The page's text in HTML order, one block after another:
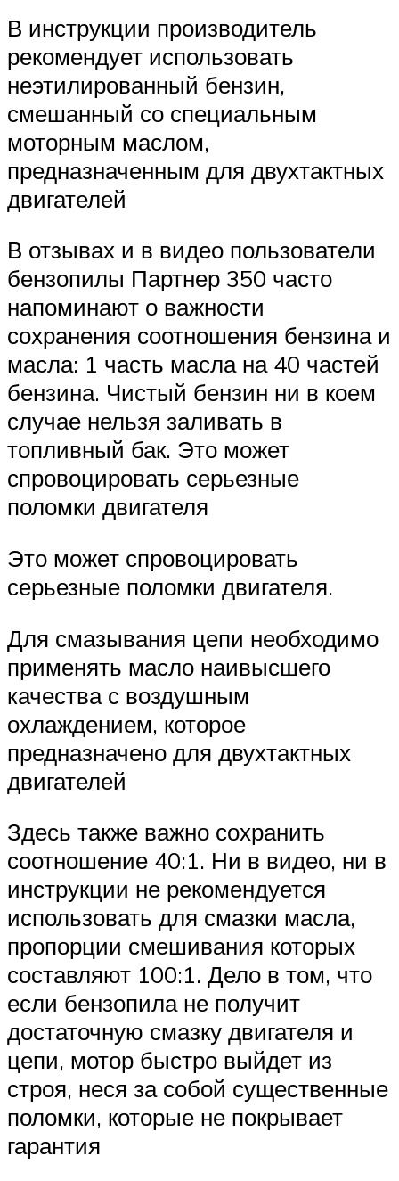
В инструкции производитель
рекомендует использовать
неэтилированный бензин,
смешанный со специальным
моторным маслом,
предназначенным для двухтактных
двигателей
В отзывах и в видео пользователи
бензопилы Партнер 350 часто
напоминают о важности
сохранения соотношения бензина и
масла: 1 часть масла на 40 частей
бензина. Чистый бензин ни в коем
случае нельзя заливать в
топливный бак. Это может
спровоцировать серьезные
поломки двигателя
Это может спровоцировать
серьезные поломки двигателя.
Для смазывания цепи необходимо
применять масло наивысшего
качества с воздушным
охлаждением, которое
предназначено для двухтактных
двигателей
Здесь также важно сохранить
соотношение 40:1. Ни в видео, ни в
инструкции не рекомендуется
использовать для смазки масла,
пропорции смешивания которых
составляют 100:1. Дело в том, что
если бензопила не получит
достаточную смазку двигателя и
цепи, мотор быстро выйдет из
строя, неся за собой существенные
поломки, которые не покрывает
гарантия